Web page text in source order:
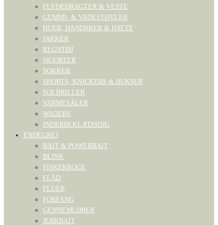
FLYDEDRAGTER & VESTE
GUMMI- & VADESTØVLER
HUER, HANDSKER & HATTE
JAKKER
REGNTØJ
SKJORTER
SOKKER
SHORTS, KNICKERS & BUKSER
SOLBRILLER
VARMESÅLER
WADERS
INDERBEKLÆDNING
ENDEGREJ
BAIT & POWERBAIT
BLINK
FISKEKROGE
FLÅD
FLUER
FORFANG
GENNEMLØBER
JERKBAIT